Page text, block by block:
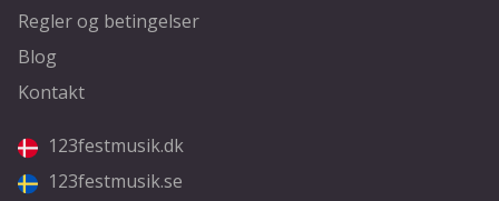
Regler og betingelser
Blog
Kontakt
123festmusik.dk
123festmusik.se